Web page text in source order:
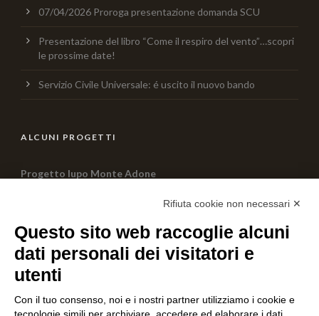
07/04/2026 Proroga presentazione domanda SCU
Presentazione del libro “Come il respiro del vento”…scopri
le prossime date!
Servizio Civile Universale: é uscito il nuovo bando
ALCUNI PROGETTI
Progetto lupo Monte Adone
PROGETTO JUST FREEDOM
0 Comment
AIUTACI CON UNA DONAZIONE
Rifiuta cookie non necessari ✕
Questo sito web raccoglie alcuni
dati personali dei visitatori e
utenti
Con il tuo consenso, noi e i nostri partner utilizziamo i cookie e